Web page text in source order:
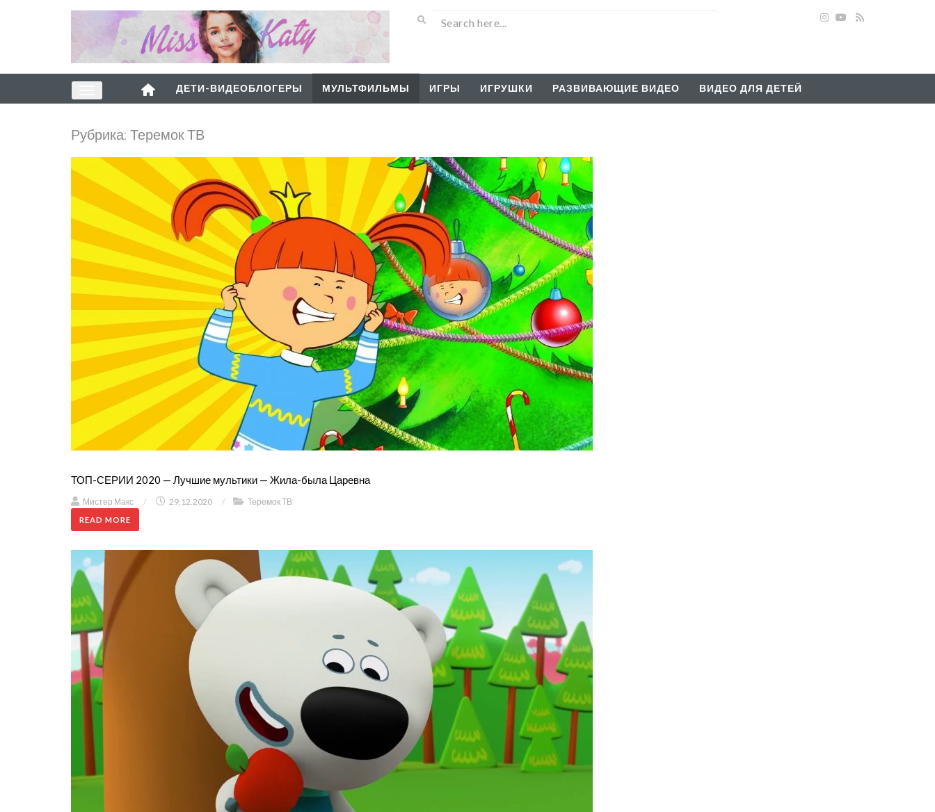
ДЕТИ-ВИДЕОБЛОГЕРЫ МУЛЬТФИЛЬМЫ ИГРЫ ИГРУШКИ РАЗВИВАЮЩИЕ ВИДЕО ВИДЕО ДЛЯ ДЕТЕЙ
Рубрика: Теремок ТВ
ТОП-СЕРИИ 2020 — Лучшие мультики — Жила-была Царевна
Мистер Макс / 29.12.2020 / Теремок ТВ
READ MORE